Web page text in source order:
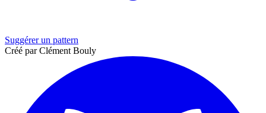
Suggérer un pattern
Créé par Clément Bouly